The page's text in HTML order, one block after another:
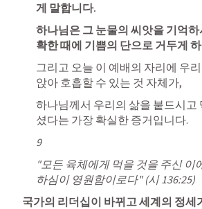
게 말합니다.
하나님은 그 눈물의 씨앗을 기억
확한 때에 기쁨의 단으로 거두게
그리고 오늘 이 예배의 자리에 우
앉아 호흡할 수 있는 것 자체가,
하나님께서 우리의 삶을 붙드시고
셨다는 가장 확실한 증거입니다.
9
"모든 육체에게 먹을 것을 주신 이
하심이 영원함이로다" (시 136:25)
국가의 리더십이 바뀌고 세계의 정세